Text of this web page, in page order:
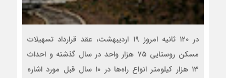
در ۱۲۰ ثانیه امروز ۱۹ اردیبهشت، عقد قرارداد تسهیلات
مسکن روستایی ۷۵ هزار واحد در سال گذشته و احداث
۱۳ هزار کیلومتر انواع راه‌ها در ۱۰ سال قبل مورد اشاره